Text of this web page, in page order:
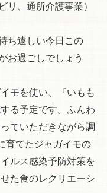
リ、通所介護事業）
ち遠しい今日この
お過ごしでしょう
モを使い、『いもも
る予定です。ふんわ
ていただきながら調
育てたジャガイモの
ルス感染予防対策を
た食のレクリエーシ